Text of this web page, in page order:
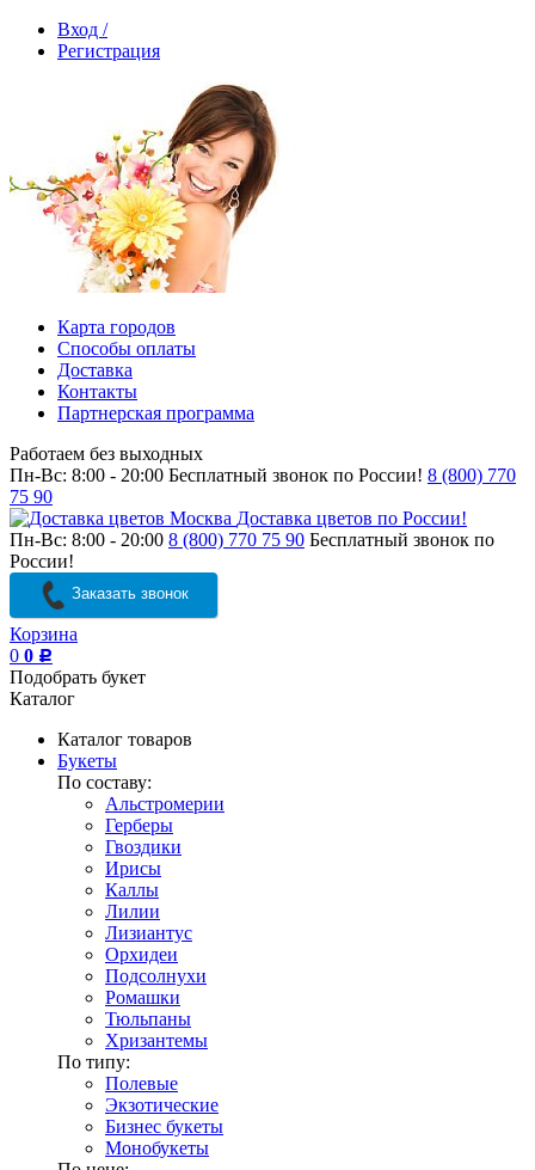
Вход /
Регистрация
Карта городов
Способы оплаты
Доставка
Контакты
Партнерская программа
Работаем без выходных
Пн-Вс: 8:00 - 20:00 Бесплатный звонок по России! 8 (800) 770
75 90
Доставка цветов по России!
Пн-Вс: 8:00 - 20:00 8 (800) 770 75 90 Бесплатный звонок по
России!
Заказать звонок
Корзина
0 0 Р
Подобрать букет
Каталог
Каталог товаров
Букеты
По составу:
Альстромерии
Герберы
Гвоздики
Ирисы
Каллы
Лилии
Лизиантус
Орхидеи
Подсолнухи
Ромашки
Тюльпаны
Хризантемы
По типу:
Полевые
Экзотические
Бизнес букеты
Монобукеты